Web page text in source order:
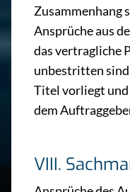
Zusammenhang
Ansprüche aus
das vertragliche
unbestritten
Titel vorliegt
dem
VIII.